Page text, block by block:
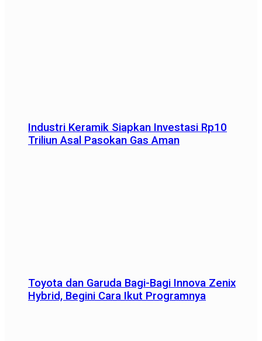
Industri Keramik Siapkan Investasi Rp10
Triliun Asal Pasokan Gas Aman
Toyota dan Garuda Bagi-Bagi Innova Zenix
Hybrid, Begini Cara Ikut Programnya